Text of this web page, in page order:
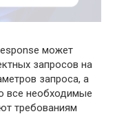
может
запросов на
запроса, а
все необходимые
требованиям